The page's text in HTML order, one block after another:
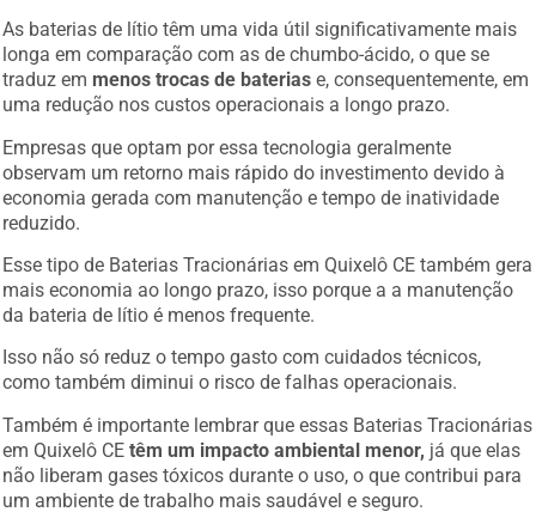
As baterias de lítio têm uma vida útil significativamente mais
longa em comparação com as de chumbo-ácido, o que se
traduz em menos trocas de baterias e, consequentemente, em
uma redução nos custos operacionais a longo prazo.
Empresas que optam por essa tecnologia geralmente
observam um retorno mais rápido do investimento devido à
economia gerada com manutenção e tempo de inatividade
reduzido.
Esse tipo de Baterias Tracionárias em Quixelô CE também gera
mais economia ao longo prazo, isso porque a a manutenção
da bateria de lítio é menos frequente.
Isso não só reduz o tempo gasto com cuidados técnicos,
como também diminui o risco de falhas operacionais.
Também é importante lembrar que essas Baterias Tracionárias
em Quixelô CEtêm um impacto ambiental menor, já que elas
não liberam gases tóxicos durante o uso, o que contribui para
um ambiente de trabalho mais saudável e seguro.